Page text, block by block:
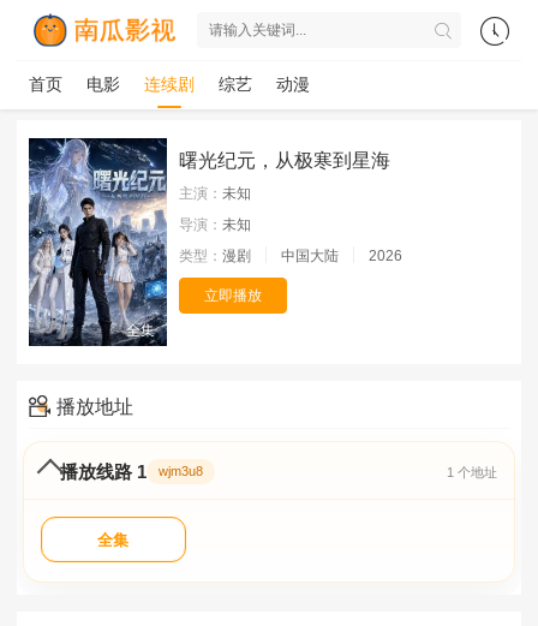
首页 电影 连续剧 综艺 动漫
全集
曙光纪元，从极寒到星海
主演： 未知
导演： 未知
类型： 漫剧 中国大陆 2026
立即播放
播放地址
播放线路 1 wjm3u8 1 个地址
全集